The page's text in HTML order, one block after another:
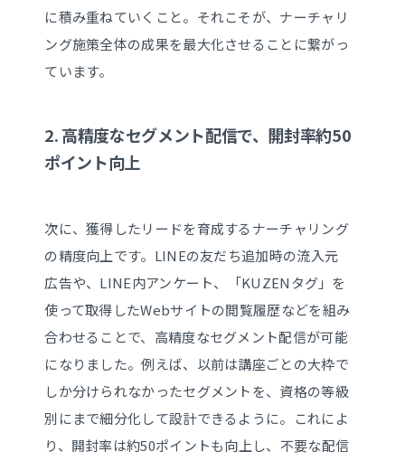
に積み重ねていくこと。それこそが、ナーチャリ
ング施策全体の成果を最大化させることに繋がっ
ています。
2. 高精度なセグメント配信で、開封率約50
ポイント向上
次に、獲得したリードを育成するナーチャリング
の精度向上です。LINEの友だち追加時の流入元
広告や、LINE内アンケート、「KUZENタグ」を
使って取得したWebサイトの閲覧履歴などを組み
合わせることで、高精度なセグメント配信が可能
になりました。例えば、以前は講座ごとの大枠で
しか分けられなかったセグメントを、資格の等級
別にまで細分化して設計できるように。これによ
り、開封率は約50ポイントも向上し、不要な配信